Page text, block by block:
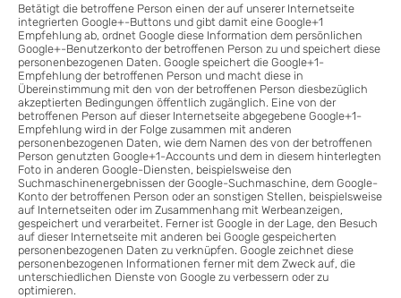
Betätigt die betroffene Person einen der auf unserer Internetseite
integrierten Google+-Buttons und gibt damit eine Google+1
Empfehlung ab, ordnet Google diese Information dem persönlichen
Google+-Benutzerkonto der betroffenen Person zu und speichert diese
personenbezogenen Daten. Google speichert die Google+1-
Empfehlung der betroffenen Person und macht diese in
Übereinstimmung mit den von der betroffenen Person diesbezüglich
akzeptierten Bedingungen öffentlich zugänglich. Eine von der
betroffenen Person auf dieser Internetseite abgegebene Google+1-
Empfehlung wird in der Folge zusammen mit anderen
personenbezogenen Daten, wie dem Namen des von der betroffenen
Person genutzten Google+1-Accounts und dem in diesem hinterlegten
Foto in anderen Google-Diensten, beispielsweise den
Suchmaschinenergebnissen der Google-Suchmaschine, dem Google-
Konto der betroffenen Person oder an sonstigen Stellen, beispielsweise
auf Internetseiten oder im Zusammenhang mit Werbeanzeigen,
gespeichert und verarbeitet. Ferner ist Google in der Lage, den Besuch
auf dieser Internetseite mit anderen bei Google gespeicherten
personenbezogenen Daten zu verknüpfen. Google zeichnet diese
personenbezogenen Informationen ferner mit dem Zweck auf, die
unterschiedlichen Dienste von Google zu verbessern oder zu
optimieren.